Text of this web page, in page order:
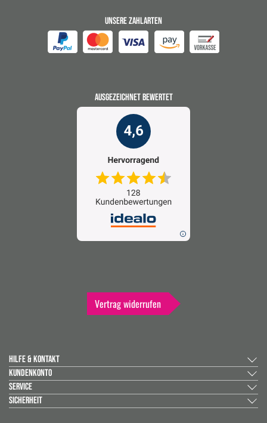
UNSERE ZAHLARTEN
AUSGEZEICHNET BEWERTET
Vertrag widerrufen
HILFE & KONTAKT
KUNDENKONTO
SERVICE
SICHERHEIT